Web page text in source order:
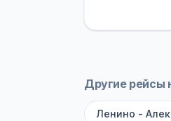
оплата
рейсов
Другие рейсы
Ленино -